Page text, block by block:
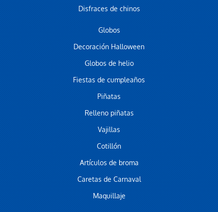
Disfraces de chinos
Globos
Decoración Halloween
Globos de helio
Fiestas de cumpleaños
Piñatas
Relleno piñatas
Vajillas
Cotillón
Artículos de broma
Caretas de Carnaval
Maquillaje